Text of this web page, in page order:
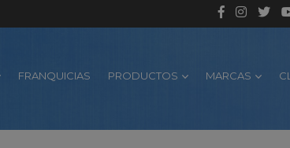
FRANQUICIAS PRODUCTOS MARCAS